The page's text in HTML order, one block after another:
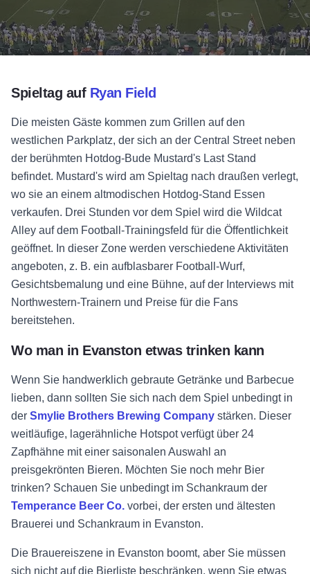
Spieltag auf Ryan Field
Die meisten Gäste kommen zum Grillen auf den
westlichen Parkplatz, der sich an der Central Street neben
der berühmten Hotdog-Bude Mustard's Last Stand
befindet. Mustard's wird am Spieltag nach draußen verlegt,
wo sie an einem altmodischen Hotdog-Stand Essen
verkaufen. Drei Stunden vor dem Spiel wird die Wildcat
Alley auf dem Football-Trainingsfeld für die Öffentlichkeit
geöffnet. In dieser Zone werden verschiedene Aktivitäten
angeboten, z. B. ein aufblasbarer Football-Wurf,
Gesichtsbemalung und eine Bühne, auf der Interviews mit
Northwestern-Trainern und Preise für die Fans
bereitstehen.
Wo man in Evanston etwas trinken kann
Wenn Sie handwerklich gebraute Getränke und Barbecue
lieben, dann sollten Sie sich nach dem Spiel unbedingt in
der Smylie Brothers Brewing Company stärken. Dieser
weitläufige, lagerähnliche Hotspot verfügt über 24
Zapfhähne mit einer saisonalen Auswahl an
preisgekrönten Bieren. Möchten Sie noch mehr Bier
trinken? Schauen Sie unbedingt im Schankraum der
Temperance Beer Co. vorbei, der ersten und ältesten
Brauerei und Schankraum in Evanston.
Die Brauereiszene in Evanston boomt, aber Sie müssen
sich nicht auf die Bierliste beschränken, wenn Sie etwas